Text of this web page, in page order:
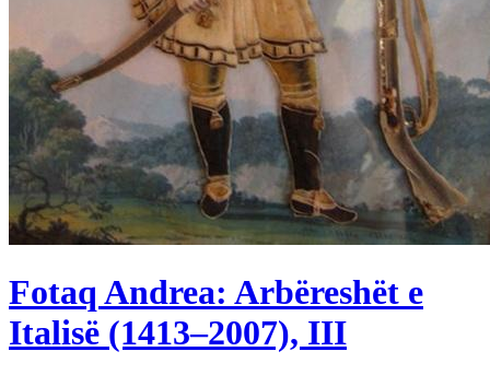
Fotaq Andrea: Arbëreshët e
Italisë (1413–2007), III